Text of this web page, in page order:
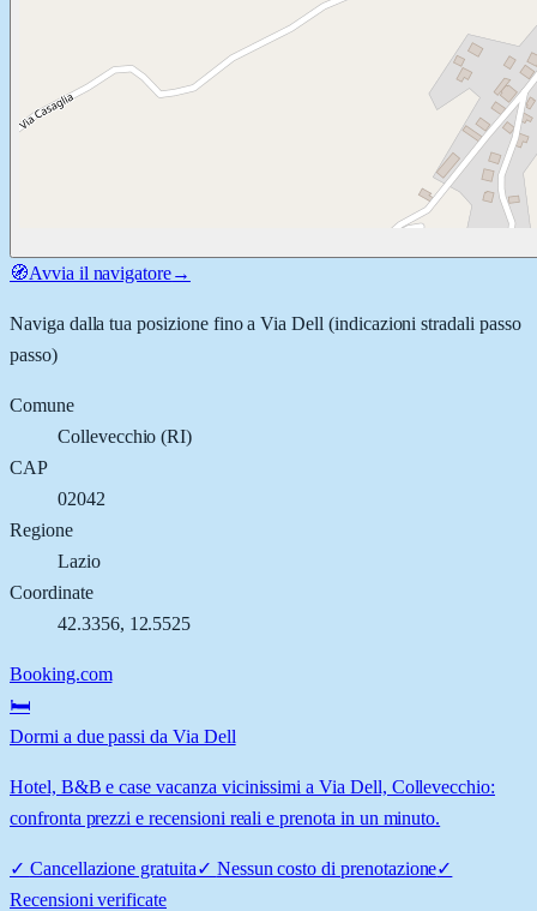
🧭Avvia il navigatore→
Naviga dalla tua posizione fino aVia Dell (indicazioni stradali passo
passo)
Comune
Collevecchio (RI)
CAP
02042
Regione
Lazio
Coordinate
42.3356, 12.5525
Booking.com
🛏️
Dormi a due passi da Via Dell
Hotel, B&B e case vacanza vicinissimi a Via Dell, Collevecchio:
confronta prezzi e recensioni reali e prenota in un minuto.
✓ Cancellazione gratuita✓ Nessun costo di prenotazione✓
Recensioni verificate